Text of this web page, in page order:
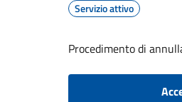
Servizio attivo
Procedimento di